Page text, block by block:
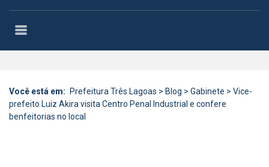
Você está em: Prefeitura Três Lagoas > Blog > Gabinete > Vice-
prefeito Luiz Akira visita Centro Penal Industrial e confere
benfeitorias no local